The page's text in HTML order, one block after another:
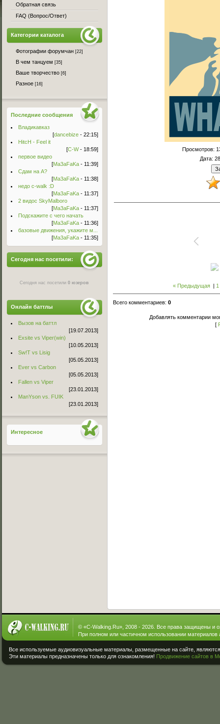
Просмотров:
Дата:
« Предыдущая 1
Всего комментариев: 0
Добавлять комментарии
[
Обратная связь
FAQ (Вопрос/Ответ)
Категории каталога
Фотографии форумчан [22]
В чем танцуем [35]
Ваше творчество [6]
Разное [16]
Последние сообщения
Владикавказ
[dancebize - 22:15]
HitcH - Feel it
[C-W- 18:59]
первое видео
[Ma3aFaKa - 11:39]
Сдам на А?
[Ma3aFaKa - 11:38]
недо c-walk :D
[Ma3aFaKa - 11:37]
2 видос SkyMalboro
[Ma3aFaKa - 11:37]
Подскажите с чего начать
[Ma3aFaKa - 11:36]
базовые движения, укажите м...
[Ma3aFaKa - 11:35]
Сегодня нас посетили:
Сегодня нас посетили0 юзеров
Онлайн баттлы
Вызов на баттл
[19.07.2013]
Exsite vs Viper(win)
[10.05.2013]
Sw!T vs Lisig
[05.05.2013]
Ever vs Carbon
[05.05.2013]
Fallen vs Viper
[23.01.2013]
ManYson vs. FUIK
[23.01.2013]
Интересное
© «C-Walking.Ru», 2008 - 2026. Все права защищены и
При полном или частичном использовании материалов
Все используемые аудиовизуальные материалы, размещенные на сайте,
Эти материалы предназначены только для ознакомления! Продвижение сайтов в